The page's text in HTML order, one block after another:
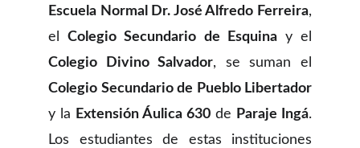
Escuela Normal Dr. José Alfredo Ferreira,
elColegio Secundario de Esquinay el
Colegio Divino Salvador, se suman el
Colegio Secundario de Pueblo Libertador
y la Extensión Áulica 630 de Paraje Ingá.
Los estudiantes de estas instituciones